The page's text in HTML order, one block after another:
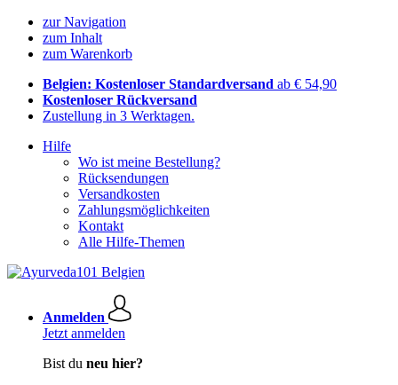
zur Navigation
zum Inhalt
zum Warenkorb
Belgien: Kostenloser Standardversand ab € 54,90
Kostenloser Rückversand
Zustellung in 3 Werktagen.
Hilfe
Wo ist meine Bestellung?
Rücksendungen
Versandkosten
Zahlungsmöglichkeiten
Kontakt
Alle Hilfe-Themen
Anmelden
Jetzt anmelden
Bist du neu hier?